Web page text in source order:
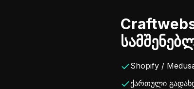
Shopify /
ქართული